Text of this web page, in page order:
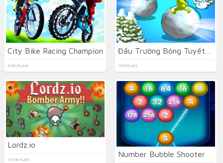
City Bike Racing Champion
4760 PLAYS 1593 PLAYS
Lordz.io
11978 PLAYS
Number Bubble Shooter